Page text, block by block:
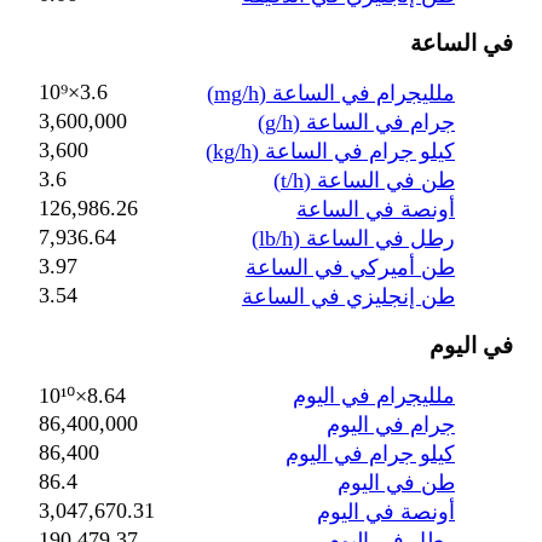
في الساعة
ملليجرام في الساعة (mg/h)
3.6×10⁹
جرام في الساعة (g/h)
3,600,000
كيلو جرام في الساعة (kg/h)
3,600
طن في الساعة (t/h)
3.6
أونصة في الساعة
126,986.26
رطل في الساعة (lb/h)
7,936.64
طن أميركي في الساعة
3.97
طن إنجليزي في الساعة
3.54
في اليوم
ملليجرام في اليوم
8.64×10¹⁰
جرام في اليوم
86,400,000
كيلو جرام في اليوم
86,400
طن في اليوم
86.4
أونصة في اليوم
3,047,670.31